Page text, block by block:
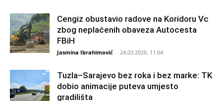
Cengiz obustavio radove na Koridoru Vc
zbog neplaćenih obaveza Autocesta
FBiH
Jasmina Ibrahimović - 24.03.2026. 11:04
Tuzla–Sarajevo bez roka i bez marke: TK
dobio animacije puteva umjesto
gradilišta